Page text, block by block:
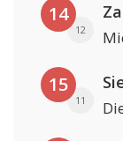
14
12
15
11